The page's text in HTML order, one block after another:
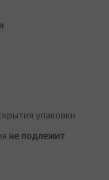
упаковки
не подлежит